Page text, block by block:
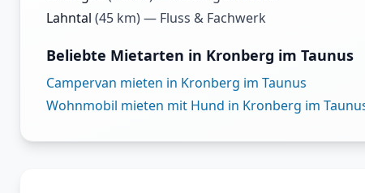
Lahntal (45 km) — Fluss & Fachwerk
Beliebte Mietarten in Kronberg im Taunus
Campervan mieten in Kronberg im Taunus
Wohnmobil mieten mit Hund in Kronberg im